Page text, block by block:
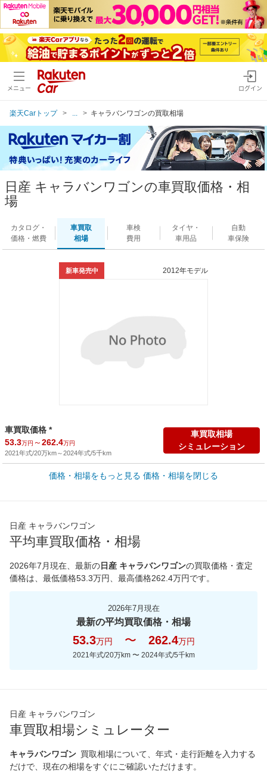
メニュー ログイン
楽天Carトップ キャラバンワゴンの買取相場
日産 キャラバンワゴンの車買取価格・相
場
カタログ・
価格・燃費
車買取
相場
車検
費用
タイヤ・
車用品
自動
車保険
新車発売中 2012年モデル
車買取価格 *
53.3万円 ～262.4万円
2021年式/20万km～2024年式/5千km
車買取相場
シミュレーション
新車カタログ価格
他車種を
73,850円
価格・相場をもっと見る 価格・相場を閉じる
日産 キャラバンワゴン
平均車買取価格・相場
2026年7月現在 、最新の日産 キャラバンワゴンの買取価格・査定
価格は、最低価格53.3万円、最高価格262.4万円です。
2026年7月現在
最新の平均買取価格・相場
53.3万円 〜 262.4万円
2021年式/20万km 〜 2024年式/5千km
日産 キャラバンワゴン
車買取相場シミュレーター
キャラバンワゴン 買取相場について、年式・走行距離を入力する
だけで、現在の相場をすぐにご確認いただけます。